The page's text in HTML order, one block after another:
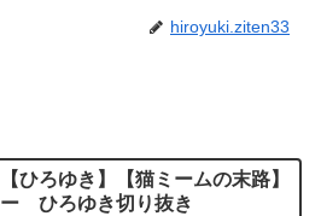
hiroyuki.ziten33
【ひろゆき】【猫ミームの末路】
ー ひろゆき切り抜き